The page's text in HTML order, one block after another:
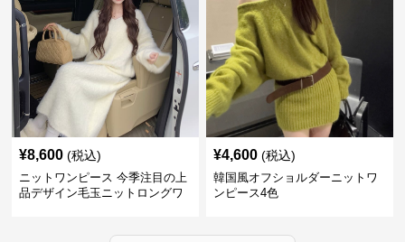
¥8,600 (税込)
ニットワンピース 今季注目の上
品デザイン毛玉ニットロングワ
¥4,600 (税込)
韓国風オフショルダーニットワ
ンピース4色